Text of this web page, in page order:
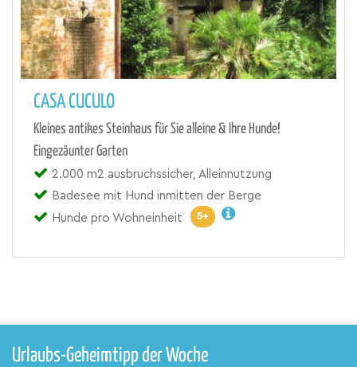
CASA CUCULO
Kleines antikes Steinhaus für Sie alleine & Ihre Hunde!
Eingezäunter Garten
2.000 m2 ausbruchssicher, Alleinnutzung
Badesee mit Hund inmitten der Berge
Hunde pro Wohneinheit
5+
Urlaubs-Geheimtipp der Woche